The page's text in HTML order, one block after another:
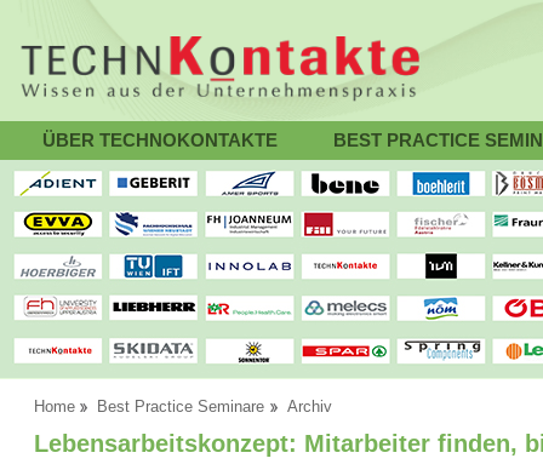
ÜBER TECHNOKONTAKTE BEST PRACTICE
Home Best Practice Seminare Archiv
Lebensarbeitskonzept: Mitarbeiter finden,